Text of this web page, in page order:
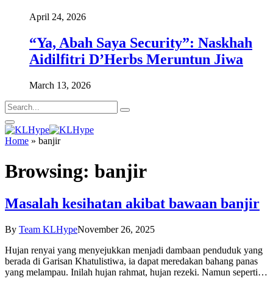
April 24, 2026
“Ya, Abah Saya Security”: Naskhah
Aidilfitri D’Herbs Meruntun Jiwa
March 13, 2026
Home » banjir
Browsing: banjir
Masalah kesihatan akibat bawaan banjir
By Team KLHypeNovember 26, 2025
Hujan renyai yang menyejukkan menjadi dambaan penduduk yang
berada di Garisan Khatulistiwa, ia dapat meredakan bahang panas
yang melampau. Inilah hujan rahmat, hujan rezeki. Namun seperti…